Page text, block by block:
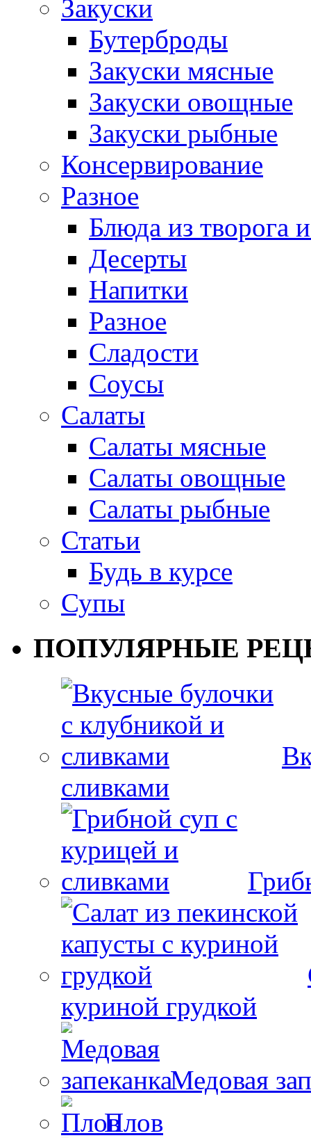
Закуски
Бутерброды
Закуски мясные
Закуски овощные
Закуски рыбные
Консервирование
Разное
Блюда из творога
Десерты
Напитки
Разное
Сладости
Соусы
Салаты
Салаты мясные
Салаты овощные
Салаты рыбные
Статьи
Будь в курсе
Супы
ПОПУЛЯРНЫЕ
сливками
куриной грудкой
Медовая
Плов